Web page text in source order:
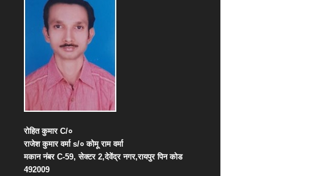
रोहित कुमारC/०
राजेश कुमार वर्माs/० कोमू राम वर्मा
मकान नंबरC-59,सेक्टर2,देवेंद्र नगर,रायपुर पिन कोड
492009